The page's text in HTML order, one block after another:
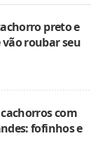
preto e
roubar seu
cachorros com
fofinhos e